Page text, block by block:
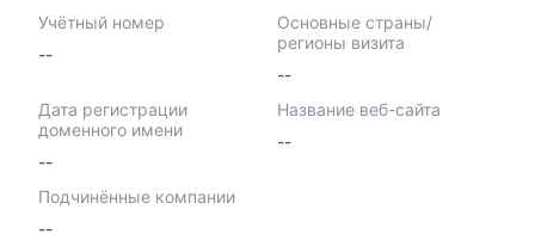
Учётный номер
--
Основные страны/
регионы визита
--
Дата регистрации
доменного имени
--
Название веб-сайта
--
Подчинённые компании
--